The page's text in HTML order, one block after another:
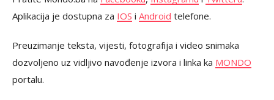
Aplikacija je dostupna za IOS i Android telefone.
Preuzimanje teksta, vijesti, fotografija i video snimaka
dozvoljeno uz vidljivo navođenje izvora i linka ka MONDO
portalu.